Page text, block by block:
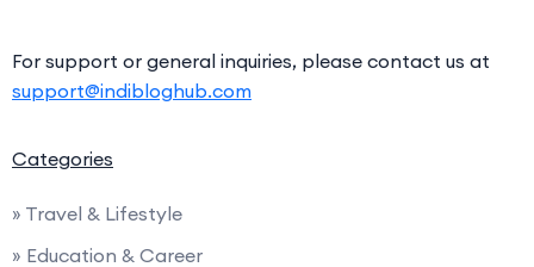
For support or general inquiries, please contact us at
support@indibloghub.com
Categories
» Travel & Lifestyle
» Education & Career